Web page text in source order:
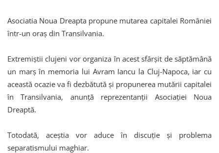
Asociatia Noua Dreapta propune mutarea capitalei României
într-un oraș din Transilvania.
Extremiștii clujeni vor organiza în acest sfârșit de săptămână
un marș în memoria lui Avram Iancu la Cluj-Napoca, iar cu
această ocazie va fi dezbătută și propunerea mutării capitalei
în Transilvania, anunță reprezentanții Asociației Noua
Dreaptă.
Totodată, aceștia vor aduce în discuție și problema
separatismului maghiar.